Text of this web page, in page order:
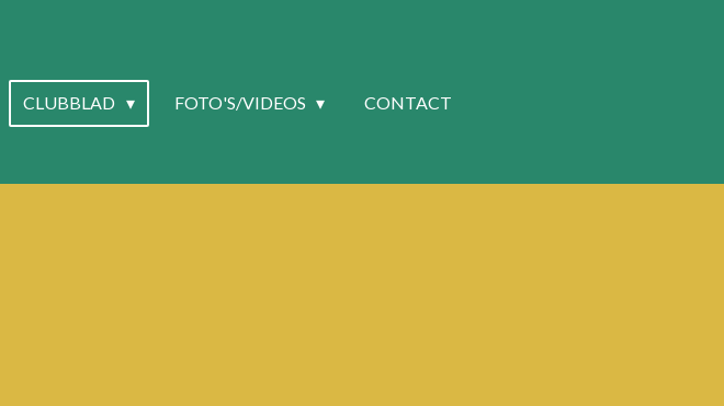
CLUBBLAD FOTO'S/VIDEOS CONTACT